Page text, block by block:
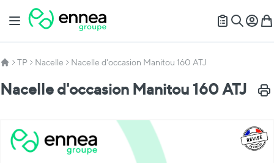
Allez au contenu
Basculer la navigation
Mon
TP Nacelle Nacelle d'occasion Manitou 160 ATJ
Nacelle d'occasion Manitou 160 ATJ